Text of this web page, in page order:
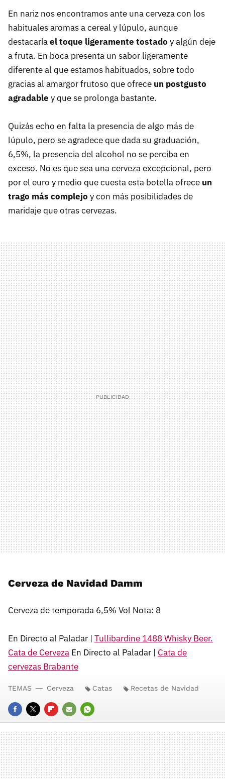
En nariz nos encontramos ante una cerveza con los
habituales aromas a cereal y lúpulo, aunque
destacaríael toque ligeramente tostado y algún deje
a fruta. En boca presenta un sabor ligeramente
diferente al que estamos habituados, sobre todo
gracias al amargor frutoso que ofrece un postgusto
agradable y que se prolonga bastante.
Quizás echo en falta la presencia de algo más de
lúpulo, pero se agradece que dada su graduación,
6,5%, la presencia del alcohol no se perciba en
exceso. No es que sea una cerveza excepcional, pero
por el euro y medio que cuesta esta botella ofrece un
trago más complejo y con más posibilidades de
maridaje que otras cervezas.
Cerveza de Navidad Damm
Cerveza de temporada 6,5% Vol Nota: 8
En Directo al Paladar | Tullibardine 1488 Whisky Beer.
Cata de Cerveza En Directo al Paladar | Cata de
cervezas Brabante
FACEBOOK
TWITTERFLIPBOARD
E-
MAIL
WHATSAPP
TEMAS Cerveza Catas Recetas de Navidad